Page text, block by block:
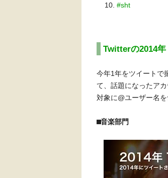
#sht
Twitterの2014年
今年1年をツイートで
て、話題になったア
対象に@ユーザー名
⬛︎音楽部門